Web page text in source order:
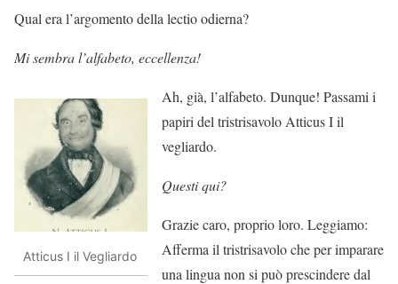
Qual era l’argomento della lectio odierna?
Mi sembra l’alfabeto, eccellenza!
Atticus I il Vegliardo
Ah, già, l’alfabeto. Dunque! Passami i
papiri del tristrisavolo Atticus I il
vegliardo.
Questi qui?
Grazie caro, proprio loro. Leggiamo:
Afferma il tristrisavolo che per imparare
una lingua non si può prescindere dal